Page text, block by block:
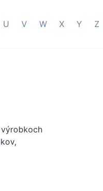
U V W X Y Z